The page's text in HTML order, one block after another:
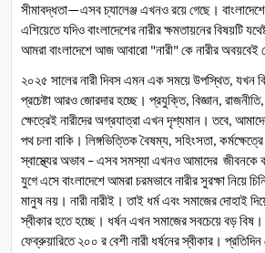
সীমাবদ্ধতা—এসবচ্যালেঞ্জ এখনওরয়েগেছে।
এশিয়েতেযদিওবাংলাদেশেরনারীরক্ষমতায়নেরবিষয়টি
আমরাবাংলাদেশেআজআবারো "নারী" কেনারীরঅবয়বেই
২০২৫ সালেরনারীদিবসএমনএকসময়েউপস্থিত, যখন
প্রচেষ্টাআরওজোরদারহচ্ছে। প্রযুক্তি, বিজ্ঞান, রাজনীতি,
ক্ষেত্রেইনারীদেরঅগ্রযাত্রাএখনদৃশ্যমান। তবে,
পথচলাবাকি। লিঙ্গভিত্তিকবৈষম্য, সহিংসতা, কর্মক্ষেত্রে
স্বাস্থ্যেরঅভাব – এসবসমস্যাএখনওআমাদের জীবনকে
যুগেএসেবাংলাদেশেআমরাচরমভাবেনারীরসুরক্ষানিয়ে
মানুষনয়। নারীনারীই। তাইধর্মএবং সমাজেরদোহাই
স্বীকারহতেহচ্ছে। ধর্ষনএখনসমাজেরসবচেয়েবড়বিষ।
ফেব্রুয়ারিতে ২০০ রবেশীনারীধর্ষনেরস্বীকার। প্রতিদিন